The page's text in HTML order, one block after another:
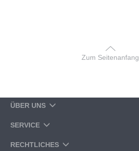
Zum Seitenanfang
ÜBER UNS
SERVICE
RECHTLICHES